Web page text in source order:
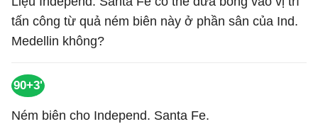
tấn công từ quả ném biên này ở phần sân của Ind.
Medellin không?
90+3'
Ném biên cho Independ. Santa Fe.